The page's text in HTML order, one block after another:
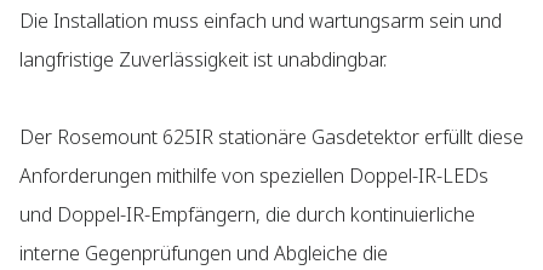
Die Installation muss einfach und wartungsarm sein und
langfristige Zuverlässigkeit ist unabdingbar.
Der Rosemount 625IR stationäre Gasdetektor erfüllt diese
Anforderungen mithilfe von speziellen Doppel-IR-LEDs
und Doppel-IR-Empfängern, die durch kontinuierliche
interne Gegenprüfungen und Abgleiche die